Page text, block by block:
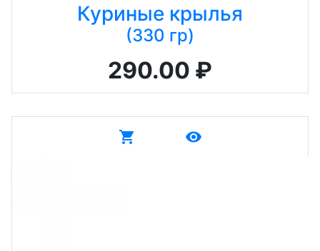
Куриные крылья
(330 гр)
290.00 ₽
shopping_cart remove_red_eye